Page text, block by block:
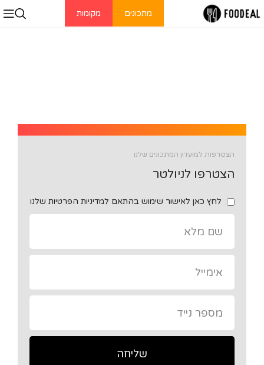
מתכונים מקומות
הצטרפות למועדון המתכונים שלנו
הצטרפו לניולטר
לחץ כאן לאישור שימוש בהתאם למדיניות הפרטיות שלנו
שליחה